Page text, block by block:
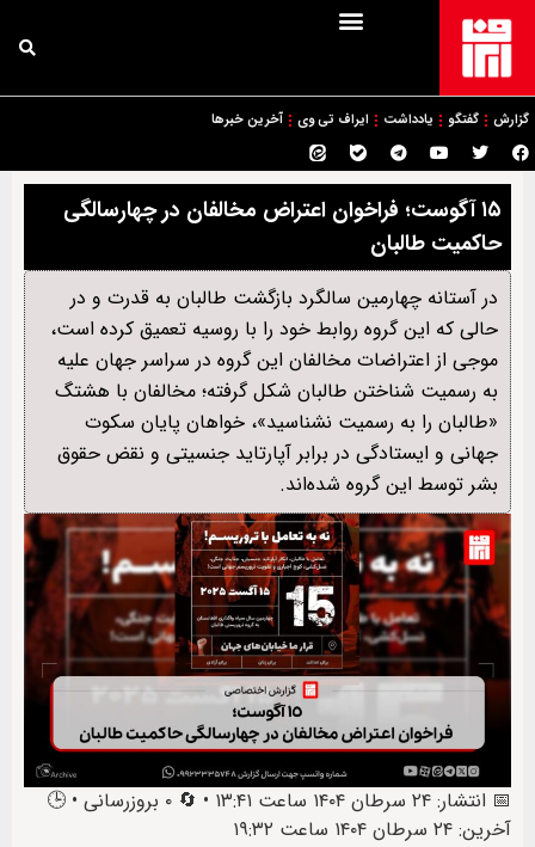
گزارش گفتگو یادداشت ایراف تی وی آخرین خبرها
۱۵ آگوست؛ فراخوان اعتراض مخالفان در چهارسالگی
حاکمیت طالبان
در آستانه چهارمین سالگرد بازگشت طالبان به قدرت و در
حالی که این گروه روابط خود را با روسیه تعمیق کرده است،
موجی از اعتراضات مخالفان این گروه در سراسر جهان علیه
به رسمیت شناختن طالبان شکل گرفته؛ مخالفان با هشتگ
«طالبان را به رسمیت نشناسید»، خواهان پایان سکوت
جهانی و ایستادگی در برابر آپارتاید جنسیتی و نقض حقوق
بشر توسط این گروه شده‌اند.
📅 انتشار: ۲۴ سرطان ۱۴۰۴ ساعت ۱۳:۴۱ • 🔄 ۰ بروزرسانی • 🕒
آخرین: ۲۴ سرطان ۱۴۰۴ ساعت ۱۹:۳۲